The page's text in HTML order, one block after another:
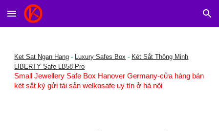
Skip to main content Skip to navigation
Ket Sat Ngan Hang - Luxury Safes Box - Két Sắt Thông Minh
LIBERTY Safe LB58 Pro
Small Jewellery Safe Box Hanover Germany-cửa hàng bán
két sắt ký gửi tài sản welkosafe uy tín ở hà nội